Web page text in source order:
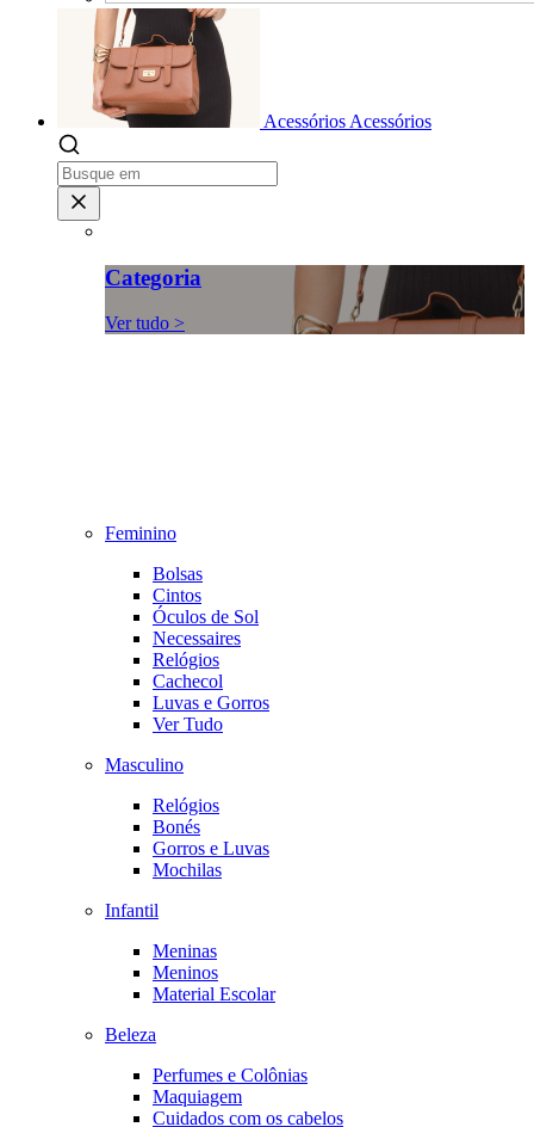
Acessórios Acessórios
Categoria
Ver tudo >
Feminino
Bolsas
Cintos
Óculos de Sol
Necessaires
Relógios
Cachecol
Luvas e Gorros
Ver Tudo
Masculino
Relógios
Bonés
Gorros e Luvas
Mochilas
Infantil
Meninas
Meninos
Material Escolar
Beleza
Perfumes e Colônias
Maquiagem
Cuidados com os cabelos